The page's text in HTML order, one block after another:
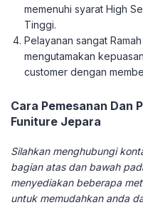
memenuhi syarat High
Tinggi.
Pelayanan sangat
mengutamakan
customer dengan
Cara Pemesanan Dan
Funiture Jepara
Silahkan menghubungi
bagian atas dan bawah
menyediakan beberapa
untuk memudahkan anda